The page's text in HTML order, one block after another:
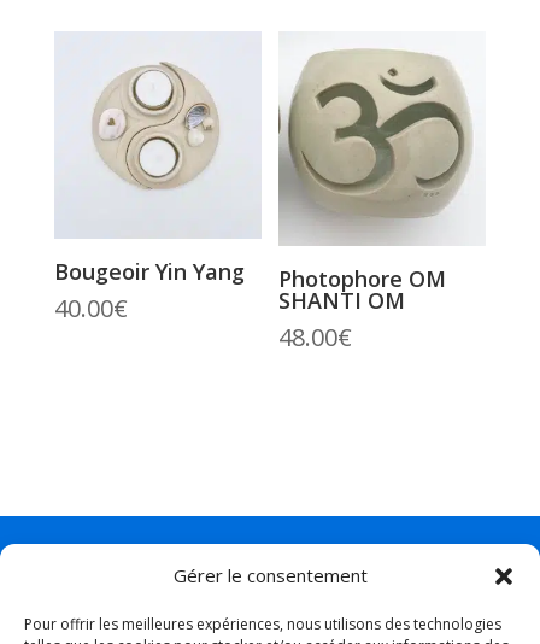
Gérer le consentement
Pour offrir les meilleures expériences, nous utilisons des technologies
Bougeoir Yin Yang
40.00€
Photophore OM
SHANTI OM
48.00€
Fabriquées à la main & avec
amour en France.